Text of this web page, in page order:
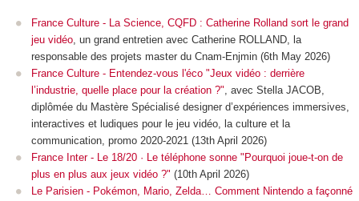
France Culture - La Science, CQFD : Catherine Rolland sort le grand
jeu vidéo, un grand entretien avec Catherine ROLLAND, la
responsable des projets master du Cnam-Enjmin (6th May 2026)
France Culture - Entendez-vous l'éco "Jeux vidéo : derrière
l’industrie, quelle place pour la création ?", avec Stella JACOB,
diplômée du Mastère Spécialisé designer d’expériences immersives,
interactives et ludiques pour le jeu vidéo, la culture et la
communication, promo 2020-2021 (13th April 2026)
France Inter - Le 18/20 · Le téléphone sonne "Pourquoi joue-t-on de
plus en plus aux jeux vidéo ?" (10th April 2026)
Le Parisien - Pokémon, Mario, Zelda… Comment Nintendo a façonné